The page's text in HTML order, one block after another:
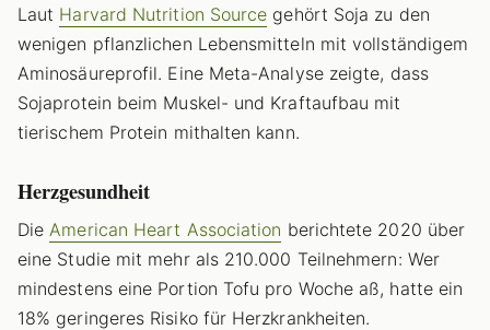
Laut Harvard Nutrition Source gehört Soja zu den
wenigen pflanzlichen Lebensmitteln mit vollständigem
Aminosäureprofil. Eine Meta-Analyse zeigte, dass
Sojaprotein beim Muskel- und Kraftaufbau mit
tierischem Protein mithalten kann.
Herzgesundheit
Die American Heart Association berichtete 2020 über
eine Studie mit mehr als 210.000 Teilnehmern: Wer
mindestens eine Portion Tofu pro Woche aß, hatte ein
18% geringeres Risiko für Herzkrankheiten.